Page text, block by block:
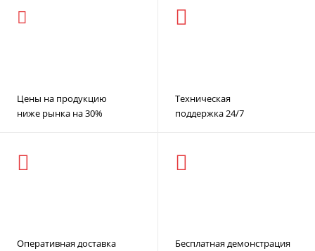
Цены на продукцию
ниже рынка на 30%
Техническая
поддержка 24/7
Оперативная доставка
Бесплатная демонстрация